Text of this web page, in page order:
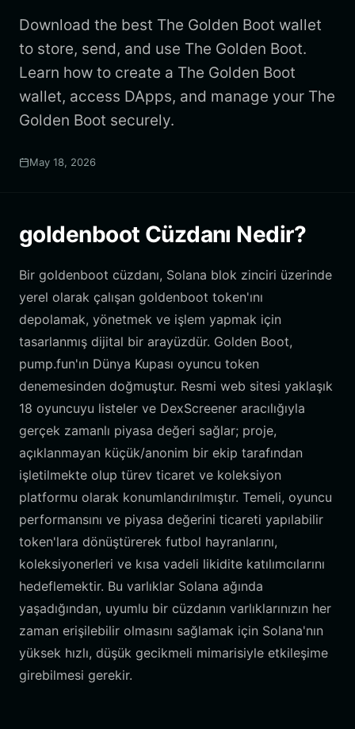
Download the best The Golden Boot wallet
to store, send, and use The Golden Boot.
Learn how to create a The Golden Boot
wallet, access DApps, and manage your The
Golden Boot securely.
May 18, 2026
goldenboot Cüzdanı Nedir?
Bir goldenboot cüzdanı, Solana blok zinciri üzerinde
yerel olarak çalışan goldenboot token'ını
depolamak, yönetmek ve işlem yapmak için
tasarlanmış dijital bir arayüzdür. Golden Boot,
pump.fun'ın Dünya Kupası oyuncu token
denemesinden doğmuştur. Resmi web sitesi yaklaşık
18 oyuncuyu listeler ve DexScreener aracılığıyla
gerçek zamanlı piyasa değeri sağlar; proje,
açıklanmayan küçük/anonim bir ekip tarafından
işletilmekte olup türev ticaret ve koleksiyon
platformu olarak konumlandırılmıştır. Temeli, oyuncu
performansını ve piyasa değerini ticareti yapılabilir
token'lara dönüştürerek futbol hayranlarını,
koleksiyonerleri ve kısa vadeli likidite katılımcılarını
hedeflemektir. Bu varlıklar Solana ağında
yaşadığından, uyumlu bir cüzdanın varlıklarınızın her
zaman erişilebilir olmasını sağlamak için Solana'nın
yüksek hızlı, düşük gecikmeli mimarisiyle etkileşime
girebilmesi gerekir.